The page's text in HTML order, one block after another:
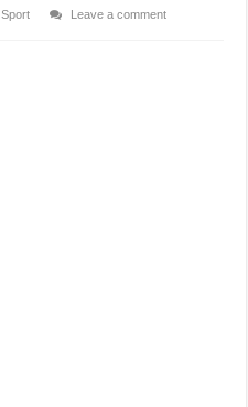
Sport
Leave a comment